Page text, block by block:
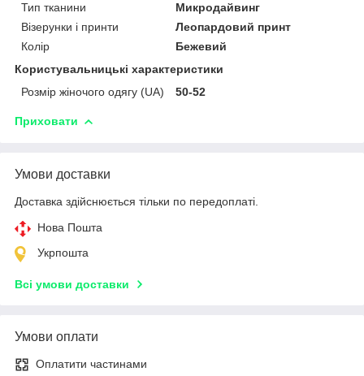
Тип тканини
Микродайвинг
Візерунки і принти
Леопардовий принт
Колір
Бежевий
Користувальницькі характеристики
Розмір жіночого одягу (UA)
50-52
Приховати
Умови доставки
Доставка здійснюється тільки по передоплаті.
Нова Пошта
Укрпошта
Всі умови доставки
Умови оплати
Оплатити частинами